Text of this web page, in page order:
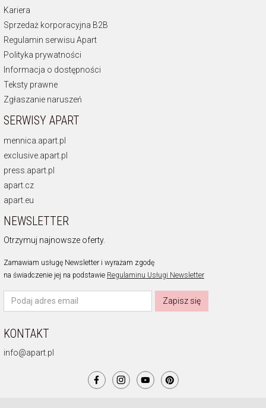
Kariera
Sprzedaż korporacyjna B2B
Regulamin serwisu Apart
Polityka prywatności
Informacja o dostępności
Teksty prawne
Zgłaszanie naruszeń
SERWISY APART
mennica.apart.pl
exclusive.apart.pl
press.apart.pl
apart.cz
apart.eu
NEWSLETTER
Otrzymuj najnowsze oferty.
Zamawiam usługę Newsletter i wyrażam zgodę
na świadczenie jej na podstawie Regulaminu Usługi Newsletter
Zapisz się
KONTAKT
info@apart.pl